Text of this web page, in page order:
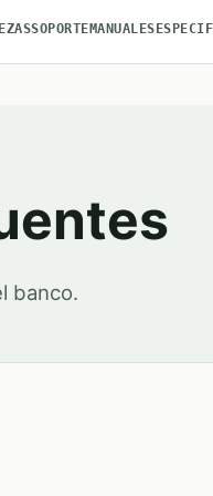
SOPORTEMANUALES
banco.